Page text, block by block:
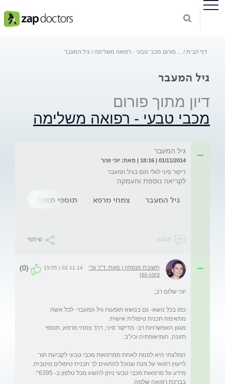
דף הבית פורום מכבי טבעי - רפואה משלימה גיל המעבר
גיל המעבר
דיון מתוך פורום
מכבי טבעי - רפואה משלימה
גיל המעבר
01/11/2014 | 18:16 | מאת: יוכי זוהר
דיקור סיני לגלי חום בגיל המעבר
לקריאה נוספת והעמקה
גיל המעבר צמחי מרפא תוספי תזונה
תגובה שיתוף
תשובת מומחה | מאת: ד"ר עדי
צוונג-גונן
02.11.14 | 15:55
(0)
כמו בכל נושא- גם בנושא תופעות גיל המעבר- לכל אשה
מגוון האפשרויות רב- מדיקור סיני, דרך צמחי מרפא, תוספי
המלצתי היא לפנות לאחת ממרפאות מכבי טבעי לקביעת תור